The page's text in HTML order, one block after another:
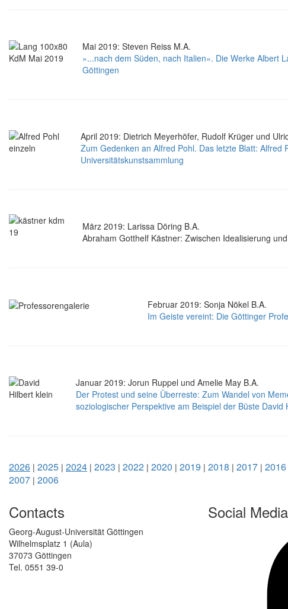
Mai 2019: Steven Reiss M.A.
»...nach dem Süden, nach Italien«. Die Werke Albert
Göttingen
April 2019: Dietrich Meyerhöfer, Rudolf Krüger und
Zum Gedenken an Alfred Pohl. Das letzte Blatt: Alfred
Universitätskunstsammlung
März 2019: Larissa Döring B.A.
Abraham Gotthelf Kästner: Zwischen Idealisierung
Februar 2019: Sonja Nökel B.A.
Im Geiste vereint: Die Göttinger
Januar 2019: Jorun Ruppel und Amelie May B.A.
Der Protest und seine Überreste: Zum Wandel von
soziologischer Perspektive am Beispiel der Büste David
2026 | 2025 | 2024 | 2023 | 2022 | 2020 | 2019 | 2018 | 2017 | 2016
2007 | 2006
Contacts
Georg-August-Universität Göttingen
Wilhelmsplatz 1 (Aula)
37073 Göttingen
Tel. 0551 39-0
Social Media